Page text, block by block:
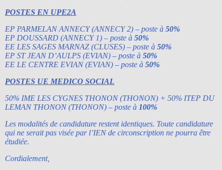
POSTES EN UPE2A
EP PARMELAN ANNECY (ANNECY 2) – poste à 50%
EP DOUSSARD (ANNECY 1) – poste à 50%
EE LES SAGES MARNAZ (CLUSES) – poste à 50%
EP ST JEAN D’AULPS (EVIAN) – poste à 50%
EE LE CENTRE EVIAN (EVIAN) – poste à 50%
POSTES UE MEDICO SOCIAL
50% IME LES CYGNES THONON (THONON) + 50% ITEP DU
LEMAN THONON (THONON) – poste à 100%
Les modalités de candidature restent identiques. Toute candidature
qui ne serait pas visée par l’IEN de circonscription ne pourra être
étudiée.
Cordialement,